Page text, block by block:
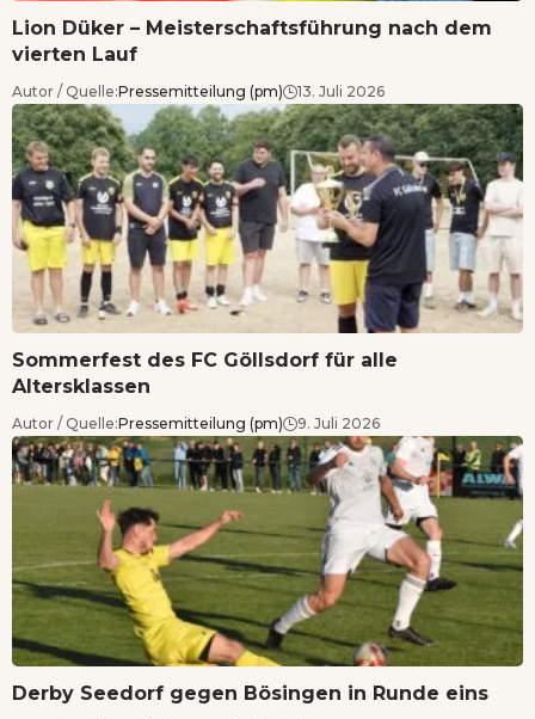
Lion Düker – Meisterschaftsführung nach dem
vierten Lauf
Autor / Quelle:Pressemitteilung (pm) 13. Juli 2026
Sommerfest des FC Göllsdorf für alle
Altersklassen
Autor / Quelle:Pressemitteilung (pm) 9. Juli 2026
Derby Seedorf gegen Bösingen in Runde eins